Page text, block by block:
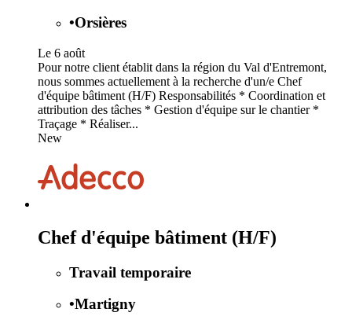
•Orsières
Le 6 août
Pour notre client établit dans la région du Val d'Entremont,
nous sommes actuellement à la recherche d'un/e Chef
d'équipe bâtiment (H/F) Responsabilités * Coordination et
attribution des tâches * Gestion d'équipe sur le chantier *
Traçage * Réaliser...
New
Chef d'équipe bâtiment (H/F)
Travail temporaire
•Martigny